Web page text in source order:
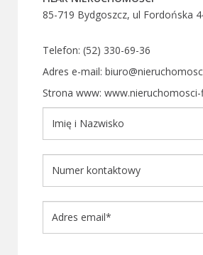
85-719 Bydgoszcz, ul Fordońska
Telefon: (52) 330-69-36
Adres e-mail:
Strona www: www.nieruchomosci-